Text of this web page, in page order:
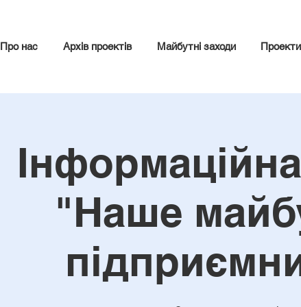
Про нас Архів проектів Майбутні заходи Проекти
"Наше